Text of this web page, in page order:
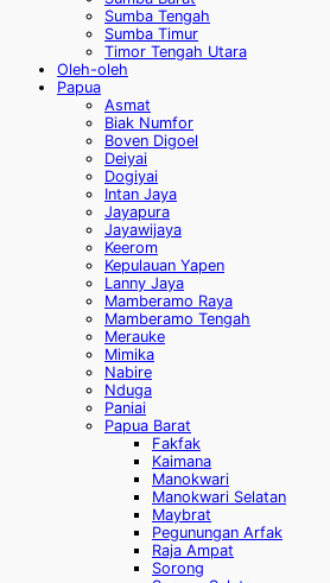
Sumba Tengah
Sumba Timur
Timor Tengah Utara
Oleh-oleh
Papua
Asmat
Biak Numfor
Boven Digoel
Deiyai
Dogiyai
Intan Jaya
Jayapura
Jayawijaya
Keerom
Kepulauan Yapen
Lanny Jaya
Mamberamo Raya
Mamberamo Tengah
Merauke
Mimika
Nabire
Nduga
Paniai
Papua Barat
Fakfak
Kaimana
Manokwari
Manokwari Selatan
Maybrat
Pegunungan Arfak
Raja Ampat
Sorong